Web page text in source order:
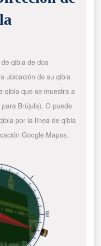
qibla de dos
ubicación de su qibla
qibla que se muestra a
Brújula). O puede
por la línea de qibla
Google Mapas.